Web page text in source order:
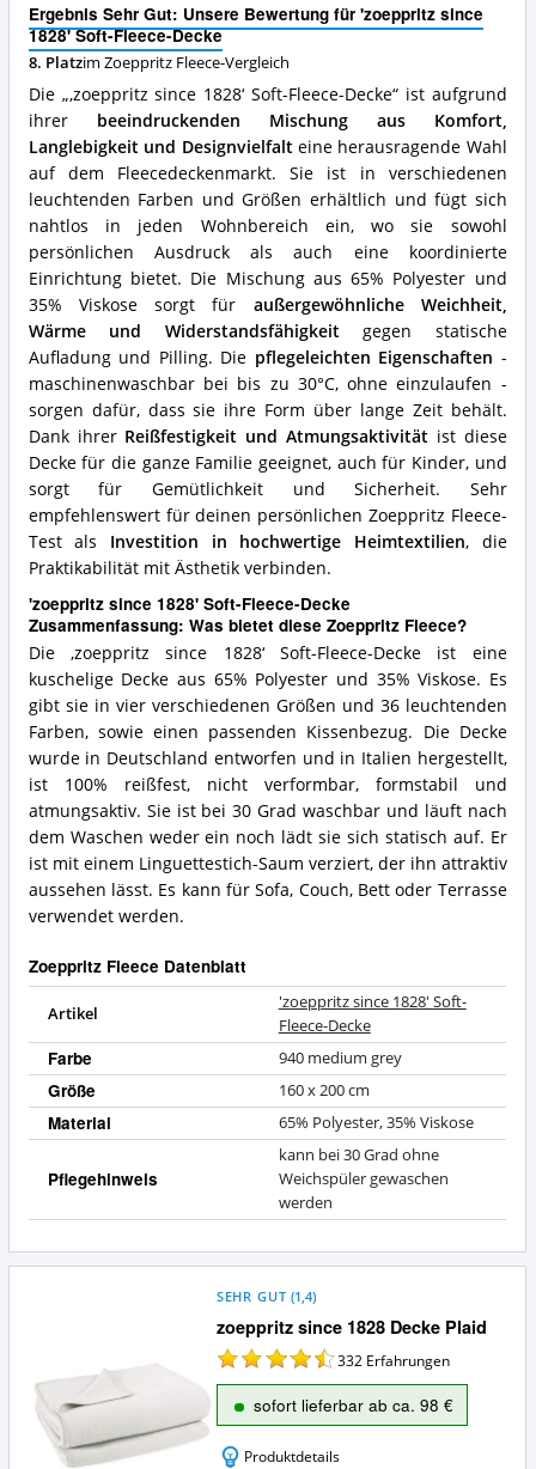
Ergebnis Sehr Gut: Unsere Bewertung für 'zoeppritz since
1828' Soft-Fleece-Decke
8. Platzim Zoeppritz Fleece-Vergleich
Die „‚zoeppritz since 1828‘ Soft-Fleece-Decke“ ist aufgrund
ihrer
beeindruckenden Mischung aus Komfort,
Langlebigkeit und Designvielfalteine herausragende Wahl
auf dem Fleecedeckenmarkt. Sie ist in verschiedenen
leuchtenden Farben und Größen erhältlich und fügt sich
nahtlos in jeden Wohnbereich ein, wo sie sowohl
persönlichen Ausdruck als auch eine koordinierte
Einrichtung bietet. Die Mischung aus 65% Polyester und
35% Viskose sorgt für außergewöhnliche Weichheit,
Wärme und Widerstandsfähigkeitgegen statische
Aufladung und Pilling. Die pflegeleichten Eigenschaften -
maschinenwaschbar bei bis zu 30°C, ohne einzulaufen -
sorgen dafür, dass sie ihre Form über lange Zeit behält.
Dank ihrer Reißfestigkeit und Atmungsaktivität ist diese
Decke für die ganze Familie geeignet, auch für Kinder, und
sorgt für Gemütlichkeit und Sicherheit. Sehr
empfehlenswert für deinen persönlichen Zoeppritz Fleece-
Test als Investition in hochwertige Heimtextilien, die
Praktikabilität mit Ästhetik verbinden.
'zoeppritz since 1828' Soft-Fleece-Decke
Zusammenfassung: Was bietet diese Zoeppritz Fleece?
Die ‚zoeppritz since 1828‘ Soft-Fleece-Decke ist eine
kuschelige Decke aus 65% Polyester und 35% Viskose. Es
gibt sie in vier verschiedenen Größen und 36 leuchtenden
Farben, sowie einen passenden Kissenbezug. Die Decke
wurde in Deutschland entworfen und in Italien hergestellt,
ist 100% reißfest, nicht verformbar, formstabil und
atmungsaktiv. Sie ist bei 30 Grad waschbar und läuft nach
dem Waschen weder ein noch lädt sie sich statisch auf. Er
ist mit einem Linguettestich-Saum verziert, der ihn attraktiv
aussehen lässt. Es kann für Sofa, Couch, Bett oder Terrasse
verwendet werden.
Zoeppritz Fleece Datenblatt
Artikel
'zoeppritz since 1828' Soft-
Fleece-Decke
Farbe 940 medium grey
Größe 160 x 200 cm
Material 65% Polyester, 35% Viskose
Pflegehinweis
kann bei 30 Grad ohne
Weichspüler gewaschen
werden
Fleece-
Decke
Vorteile:
Was
spricht
für
diese
Zoeppritz
Fleece?
zoeppritz since 1828 Decke Plaid
SEHR GUT (1,4)
332 Erfahrungen
sofort lieferbar ab ca. 98 €
Produktdetails